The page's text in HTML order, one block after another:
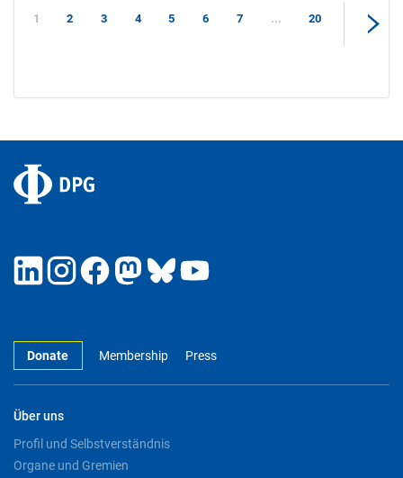
1 2 3 4 5 6 7 ... 20
Donate Membership Press
Über uns
Profil und Selbstverständnis
Organe und Gremien